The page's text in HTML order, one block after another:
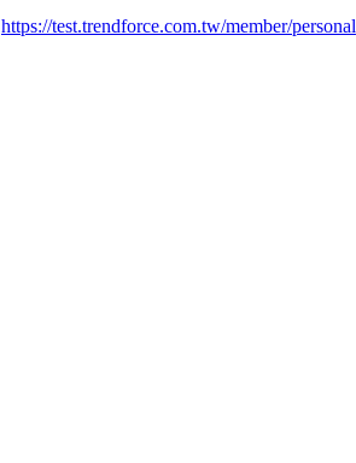
https://test.trendforce.com.tw/member/personal